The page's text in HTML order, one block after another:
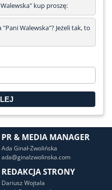
Walewska" kup proszę:
Walewska"? Jeżeli tak, to
PR & MEDIA MANAGER
Ada Ginał-Zwolińska
ada@ginalzwolinska.com
REDAKCJA STRONY
Dariusz Wojtala